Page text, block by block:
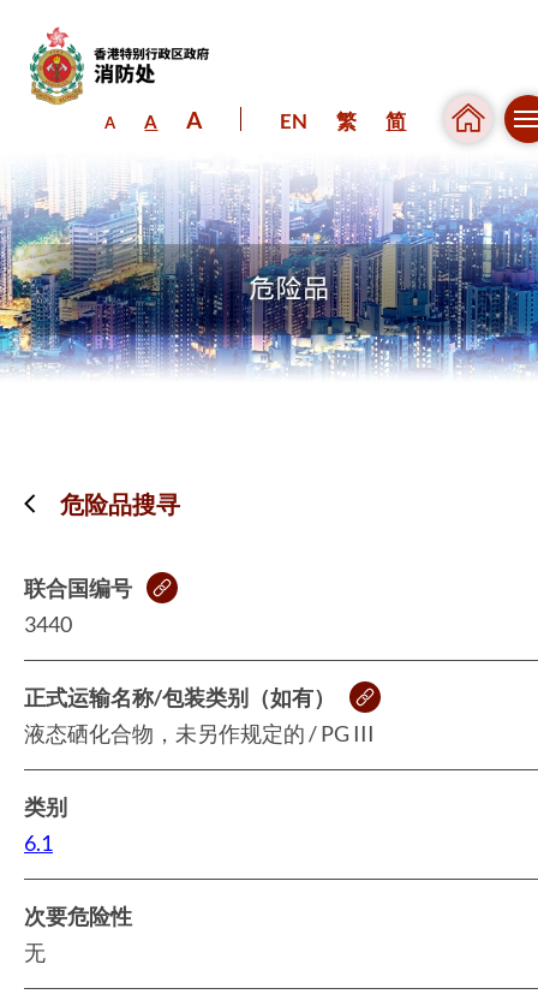
A A A EN 繁 简
危险品搜寻
联合国编号
3440
正式运输名称/包装类别（如有）
液态硒化合物，未另作规定的 / PG III
类别
6.1
次要危险性
无